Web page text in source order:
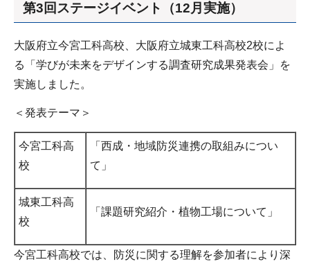
第3回ステージイベント（12月実施）
大阪府立今宮工科高校、大阪府立城東工科高校2校によ
る「学びが未来をデザインする調査研究成果発表会」を
実施しました。
＜発表テーマ＞
今宮工科高
校
「西成・地域防災連携の取組みについ
て」
城東工科高
校
「課題研究紹介・植物工場について」
今宮工科高校では、防災に関する理解を参加者により深